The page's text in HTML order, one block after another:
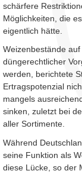
schärfere
Möglichkeiten, die
eigentlich hätte.
Weizenbestände
düngerechtlicher
werden, berichtete
Ertragspotenzial
mangels
sinken, zuletzt bei
aller Sortimente.
Während
seine Funktion als
diese Lücke, so der